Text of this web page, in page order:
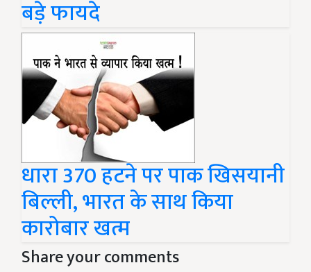
बड़े फायदे
धारा 370 हटने पर पाक खिसयानी
बिल्ली, भारत के साथ किया
कारोबार खत्म
Share your comments